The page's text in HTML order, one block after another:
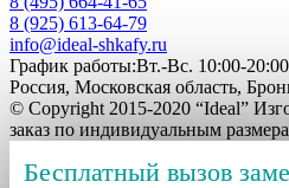
8 (925) 613-64-79
info@ideal-shkafy.ru
График работы:Вт.-Вс. 10:00-20:00
Россия, Московская область,
© Copyright 2015-2020 “Ideal”
заказ по индивидуальным
Бесплатный вызов